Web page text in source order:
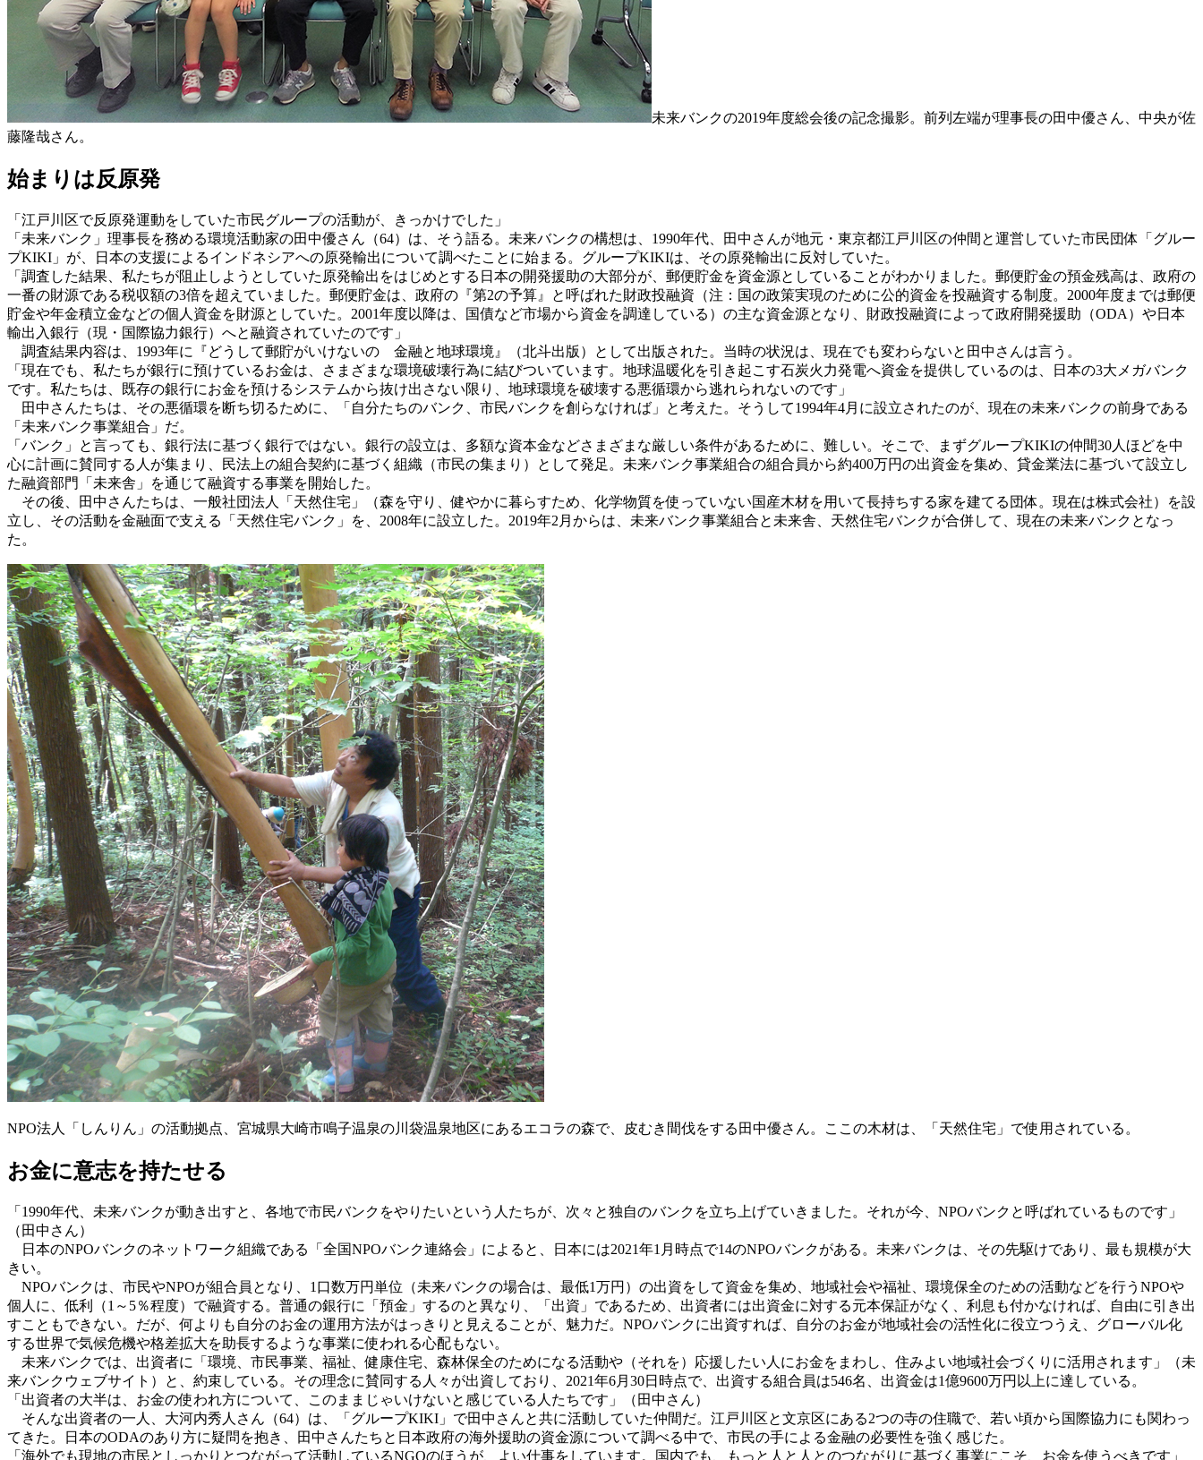
未来バンクの2019年度総会後の記念撮影。前列左端が理事長の田中優さん、中央が佐
藤隆哉さん。
始まりは反原発
「江戸川区で反原発運動をしていた市民グループの活動が、きっかけでした」
「未来バンク」理事長を務める環境活動家の田中優さん（64）は、そう語る。未来バンクの構想は、1990年代、田中さんが地元・東京都江戸川区の仲間と運営していた市民団体「グルー
プKIKI」が、日本の支援によるインドネシアへの原発輸出について調べたことに始まる。グループKIKIは、その原発輸出に反対していた。
「調査した結果、私たちが阻止しようとしていた原発輸出をはじめとする日本の開発援助の大部分が、郵便貯金を資金源としていることがわかりました。郵便貯金の預金残高は、政府の
一番の財源である税収額の3倍を超えていました。郵便貯金は、政府の『第2の予算』と呼ばれた財政投融資（注：国の政策実現のために公的資金を投融資する制度。2000年度までは郵便
貯金や年金積立金などの個人資金を財源としていた。2001年度以降は、国債など市場から資金を調達している）の主な資金源となり、財政投融資によって政府開発援助（ODA）や日本
輸出入銀行（現・国際協力銀行）へと融資されていたのです」
調査結果内容は、1993年に『どうして郵貯がいけないの 金融と地球環境』（北斗出版）として出版された。当時の状況は、現在でも変わらないと田中さんは言う。
「現在でも、私たちが銀行に預けているお金は、さまざまな環境破壊行為に結びついています。地球温暖化を引き起こす石炭火力発電へ資金を提供しているのは、日本の3大メガバンク
です。私たちは、既存の銀行にお金を預けるシステムから抜け出さない限り、地球環境を破壊する悪循環から逃れられないのです」
田中さんたちは、その悪循環を断ち切るために、「自分たちのバンク、市民バンクを創らなければ」と考えた。そうして1994年4月に設立されたのが、現在の未来バンクの前身である
「未来バンク事業組合」だ。
「バンク」と言っても、銀行法に基づく銀行ではない。銀行の設立は、多額な資本金などさまざまな厳しい条件があるために、難しい。そこで、まずグループKIKIの仲間30人ほどを中
心に計画に賛同する人が集まり、民法上の組合契約に基づく組織（市民の集まり）として発足。未来バンク事業組合の組合員から約400万円の出資金を集め、貸金業法に基づいて設立し
た融資部門「未来舎」を通じて融資する事業を開始した。
その後、田中さんたちは、一般社団法人「天然住宅」（森を守り、健やかに暮らすため、化学物質を使っていない国産木材を用いて長持ちする家を建てる団体。現在は株式会社）を設
立し、その活動を金融面で支える「天然住宅バンク」を、2008年に設立した。2019年2月からは、未来バンク事業組合と未来舎、天然住宅バンクが合併して、現在の未来バンクとなっ
た。
NPO法人「しんりん」の活動拠点、宮城県大崎市鳴子温泉の川袋温泉地区にあるエコラの森で、皮むき間伐をする田中優さん。ここの木材は、「天然住宅」で使用されている。
お金に意志を持たせる
「1990年代、未来バンクが動き出すと、各地で市民バンクをやりたいという人たちが、次々と独自のバンクを立ち上げていきました。それが今、NPOバンクと呼ばれているものです」
（田中さん）
日本のNPOバンクのネットワーク組織である「全国NPOバンク連絡会」によると、日本には2021年1月時点で14のNPOバンクがある。未来バンクは、その先駆けであり、最も規模が大
きい。
NPOバンクは、市民やNPOが組合員となり、1口数万円単位（未来バンクの場合は、最低1万円）の出資をして資金を集め、地域社会や福祉、環境保全のための活動などを行うNPOや
個人に、低利（1～5％程度）で融資する。普通の銀行に「預金」するのと異なり、「出資」であるため、出資者には出資金に対する元本保証がなく、利息も付かなければ、自由に引き出
すこともできない。だが、何よりも自分のお金の運用方法がはっきりと見えることが、魅力だ。NPOバンクに出資すれば、自分のお金が地域社会の活性化に役立つうえ、グローバル化
する世界で気候危機や格差拡大を助長するような事業に使われる心配もない。
未来バンクでは、出資者に「環境、市民事業、福祉、健康住宅、森林保全のためになる活動や（それを）応援したい人にお金をまわし、住みよい地域社会づくりに活用されます」（未
来バンクウェブサイト）と、約束している。その理念に賛同する人々が出資しており、2021年6月30日時点で、出資する組合員は546名、出資金は1億9600万円以上に達している。
「出資者の大半は、お金の使われ方について、このままじゃいけないと感じている人たちです」（田中さん）
そんな出資者の一人、大河内秀人さん（64）は、「グループKIKI」で田中さんと共に活動していた仲間だ。江戸川区と文京区にある2つの寺の住職で、若い頃から国際協力にも関わっ
てきた。日本のODAのあり方に疑問を抱き、田中さんたちと日本政府の海外援助の資金源について調べる中で、市民の手による金融の必要性を強く感じた。
「海外でも現地の市民としっかりとつながって活動しているNGOのほうが、よい仕事をしています。国内でも、もっと人と人とのつながりに基づく事業にこそ、お金を使うべきです」